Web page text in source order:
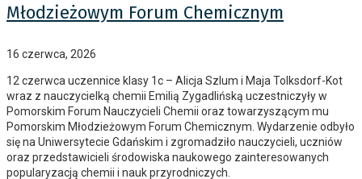
Młodzieżowym Forum Chemicznym
16 czerwca, 2026
12 czerwca uczennice klasy 1c – Alicja Szlum i Maja Tolksdorf-Kot
wraz z nauczycielką chemii Emilią Zygadlińską uczestniczyły w
Pomorskim Forum Nauczycieli Chemii oraz towarzyszącym mu
Pomorskim Młodzieżowym Forum Chemicznym. Wydarzenie odbyło
się na Uniwersytecie Gdańskim i zgromadziło nauczycieli, uczniów
oraz przedstawicieli środowiska naukowego zainteresowanych
popularyzacją chemii i nauk przyrodniczych.